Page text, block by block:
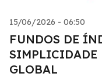
15/06/2026 - 06:50
FUNDOS DE
SIMPLICIDADE
GLOBAL